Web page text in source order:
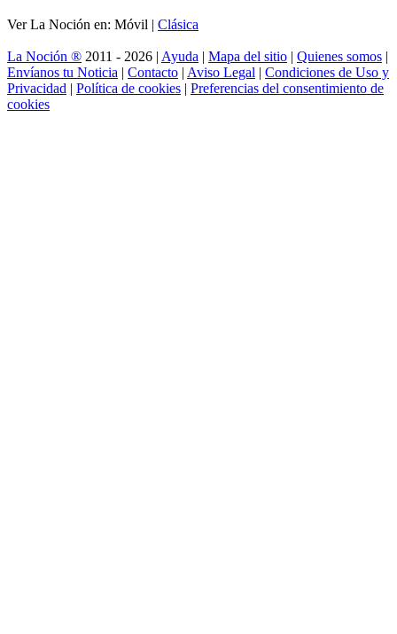
Ver La Noción en: Móvil | Clásica
La Noción ® 2011 - 2026 | Ayuda | Mapa del sitio | Quienes somos |
Envíanos tu Noticia | Contacto | Aviso Legal | Condiciones de Uso y
Privacidad | Política de cookies | Preferencias del consentimiento de
cookies